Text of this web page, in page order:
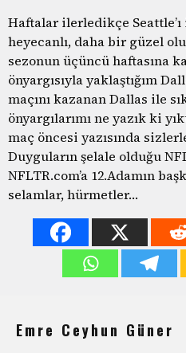
Haftalar ilerledikçe
heyecanlı, daha bir güzel
sezonun üçüncü haftasına
önyargısıyla yaklaştığım
maçını kazanan Dallas ile
önyargılarımı ne yazık ki
maç öncesi yazısında
Duyguların şelale olduğu
NFLTR.com’a 12.Adamın
selamlar, hürmetler…
Emre Ceyhun Güner